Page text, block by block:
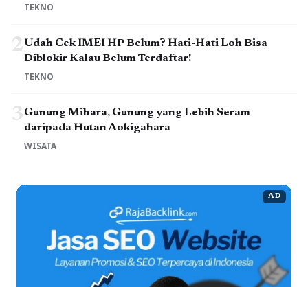
TEKNO
2Udah Cek IMEI HP Belum? Hati-Hati Loh Bisa
Diblokir Kalau Belum Terdaftar!
TEKNO
3Gunung Mihara, Gunung yang Lebih Seram
daripada Hutan Aokigahara
WISATA
AD